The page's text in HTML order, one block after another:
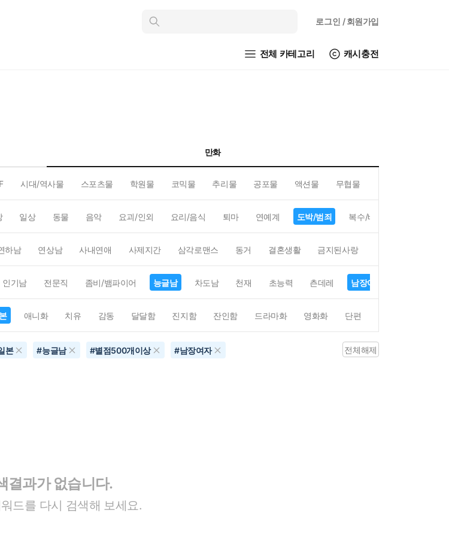
인
로그인 / 회원가입
전체 카테고리 캐시충전
만화
시대/역사물 스포츠물 학원물 코믹물 추리물 공포물 액션물 무협물
일상 동물 음악 요괴/인외 요리/음식 퇴마 연예계 도박/범죄 복수/배신
하남 연상남 사내연애 사제지간 삼각로맨스 동거 결혼생활 금지된사랑
인기남 전문직 좀비/뱀파이어 능글남 차도남 천재 초능력 츤데레 남장여자
애니화 치유 감동 달달함 진지함 잔인함 드라마화 영화화 단편
본 #능글남 #별점500개이상 #남장여자 전체해제
결과가 없습니다.
드를 다시 검색해 보세요.